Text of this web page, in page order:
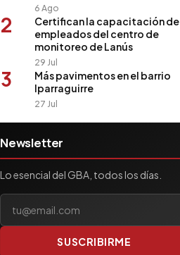
6 Ago
2
Certifican la capacitación de
empleados del centro de
monitoreo de Lanús
29 Jul
3
Más pavimentos en el barrio
Iparraguirre
27 Jul
Newsletter
Lo esencial del GBA, todos los días.
SUSCRIBIRME